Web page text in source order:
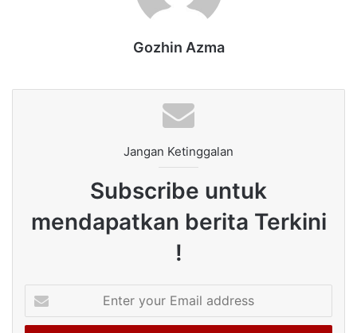
Gozhin Azma
Jangan Ketinggalan
Subscribe untuk
mendapatkan berita Terkini
!
your
Email